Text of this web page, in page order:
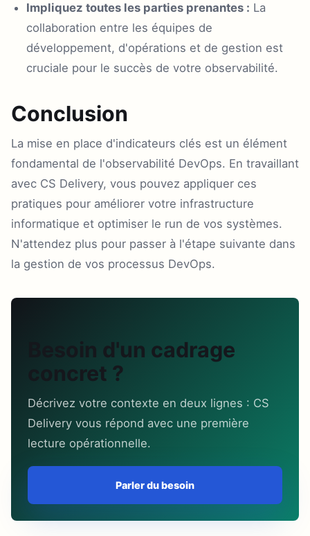
Impliquez toutes les parties prenantes : La
collaboration entre les équipes de
développement, d'opérations et de gestion est
cruciale pour le succès de votre observabilité.
Conclusion
La mise en place d'indicateurs clés est un élément
fondamental de l'observabilité DevOps. En travaillant
avec CS Delivery, vous pouvez appliquer ces
pratiques pour améliorer votre infrastructure
informatique et optimiser le run de vos systèmes.
N'attendez plus pour passer à l'étape suivante dans
la gestion de vos processus DevOps.
Besoin d'un cadrage
concret ?
Décrivez votre contexte en deux lignes : CS
Delivery vous répond avec une première
lecture opérationnelle.
Parler du besoin